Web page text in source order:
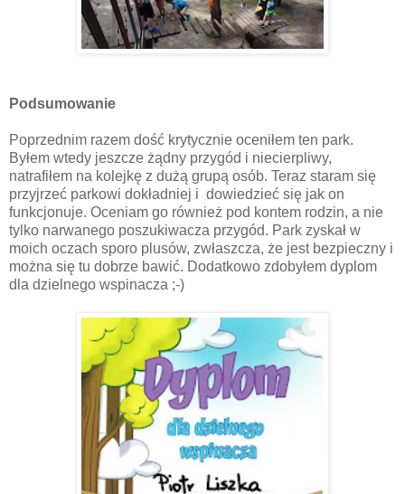
Podsumowanie
Poprzednim razem dość krytycznie oceniłem ten park.
Byłem wtedy jeszcze żądny przygód i niecierpliwy,
natrafiłem na kolejkę z dużą grupą osób. Teraz staram się
przyjrzeć parkowi dokładniej i dowiedzieć się jak on
funkcjonuje. Oceniam go również pod kontem rodzin, a nie
tylko narwanego poszukiwacza przygód. Park zyskał w
moich oczach sporo plusów, zwłaszcza, że jest bezpieczny i
można się tu dobrze bawić. Dodatkowo zdobyłem dyplom
dla dzielnego wspinacza ;-)